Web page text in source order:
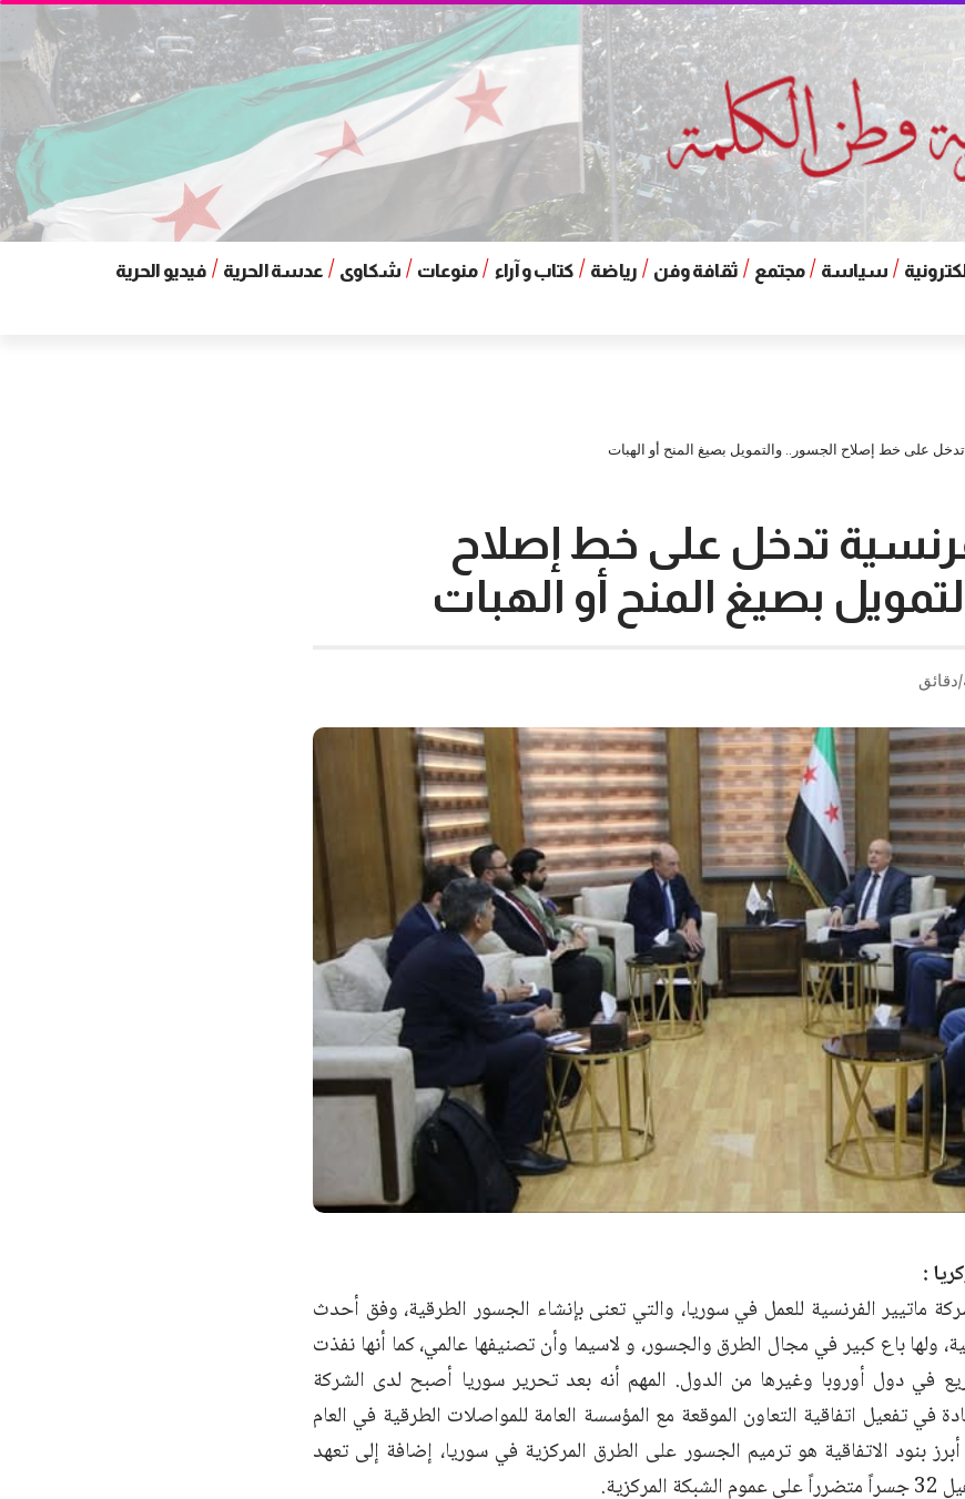
سياسة مجتمع ثقافة وفن رياضة كتاب و آراء منوعات شكاوى عدسة الحرية
فيديو الحرية
تدخل على خط إصلاح الجسور.. والتمويل بصيغ المنح أو الهبات
تدخل على خط إصلاح
بصيغ المنح أو الهبات
:
ماتيير الفرنسية للعمل في سوريا، والتي تعنى بإنشاء الجسور الطرقية، وفق أحدث
ولها باع كبير في مجال الطرق والجسور، و لاسيما وأن تصنيفها عالمي، كما أنها نفذت
في دول أوروبا وغيرها من الدول. المهم أنه بعد تحرير سوريا أصبح لدى الشركة
في تفعيل اتفاقية التعاون الموقعة مع المؤسسة العامة للمواصلات الطرقية في العام
أبرز بنود الاتفاقية هو ترميم الجسور على الطرق المركزية في سوريا، إضافة إلى تعهد